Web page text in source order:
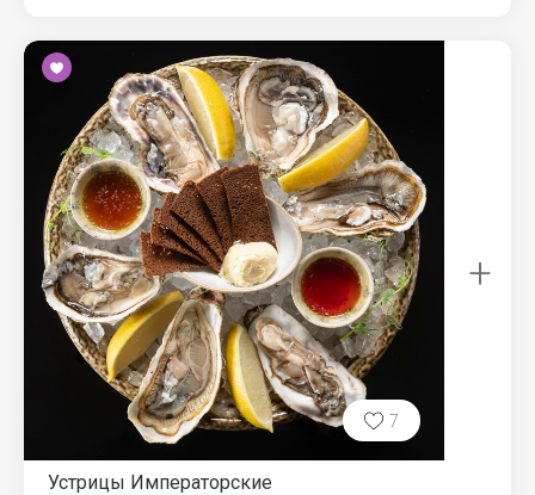
7
Устрицы Императорские
+